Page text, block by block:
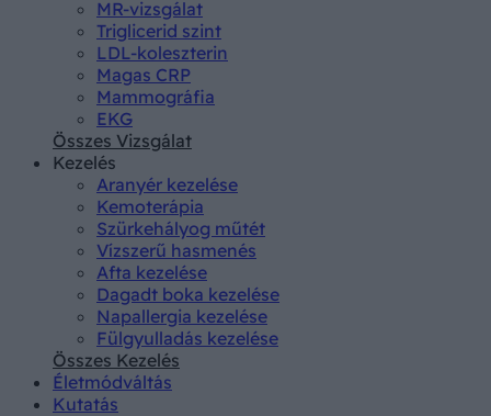
MR-vizsgálat
Triglicerid szint
LDL-koleszterin
Magas CRP
Mammográfia
EKG
Összes Vizsgálat
Kezelés
Aranyér kezelése
Kemoterápia
Szürkehályog műtét
Vízszerű hasmenés
Afta kezelése
Dagadt boka kezelése
Napallergia kezelése
Fülgyulladás kezelése
Összes Kezelés
Életmódváltás
Kutatás